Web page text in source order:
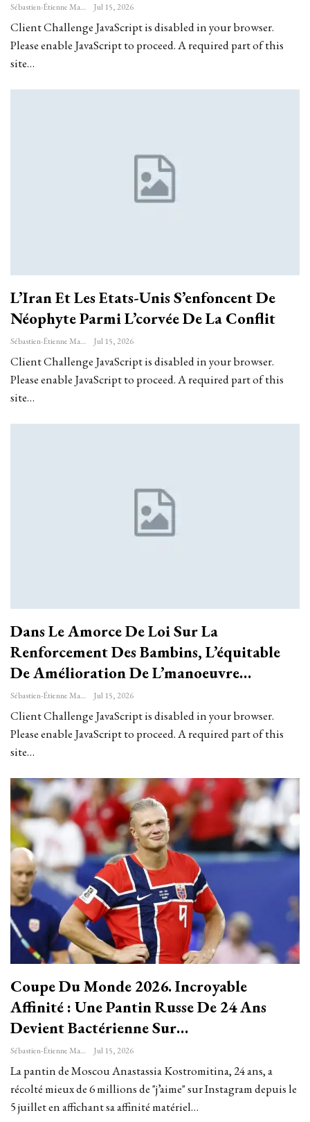
Sébastien-Étienne Marechal Jul 15, 2026
Client Challenge JavaScript is disabled in your browser.
Please enable JavaScript to proceed. A required part of this
site…
L’Iran Et Les Etats-Unis S’enfoncent De
Néophyte Parmi L’corvée De La Conflit
Sébastien-Étienne Marechal Jul 15, 2026
Client Challenge JavaScript is disabled in your browser.
Please enable JavaScript to proceed. A required part of this
site…
Dans Le Amorce De Loi Sur La
Renforcement Des Bambins, L’équitable
De Amélioration De L’manoeuvre…
Sébastien-Étienne Marechal Jul 15, 2026
Client Challenge JavaScript is disabled in your browser.
Please enable JavaScript to proceed. A required part of this
site…
Coupe Du Monde 2026. Incroyable
Affinité : Une Pantin Russe De 24 Ans
Devient Bactérienne Sur…
Sébastien-Étienne Marechal Jul 15, 2026
La pantin de Moscou Anastassia Kostromitina, 24 ans, a
récolté mieux de 6 millions de "j’aime" sur Instagram depuis le
5 juillet en affichant sa affinité matériel…